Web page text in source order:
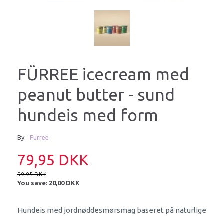
FÜRREE icecream med
peanut butter - sund
hundeis med form
By: Fürree
79,95 DKK
99,95 DKK
You save: 20,00 DKK
Hundeis med jordnøddesmørsmag baseret på naturlige